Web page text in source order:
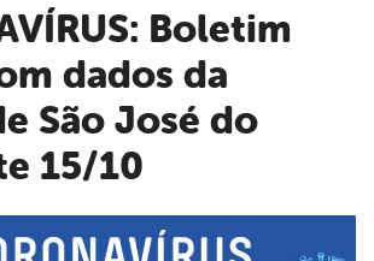
dados da
São José do
15/10